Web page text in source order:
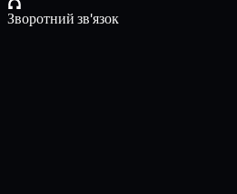
Зворотний зв'язок